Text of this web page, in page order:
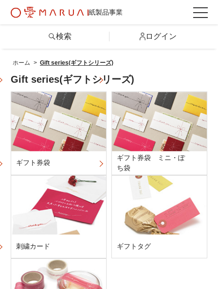
紙製品事業
詳しい条件から探す
製品情報トップ
カテゴリから探す
シリーズから探す
オンラインショップ
お問い合わせ
卸売業・小売業のお客様個人のお客様
検索 ログイン
ホーム > Gift series(ギフトシリーズ)
Gift series(ギフトシリーズ)
ギフト券袋
ギフト券袋 ミニ・ぽ
ち袋
刺繍カード ギフトタグ